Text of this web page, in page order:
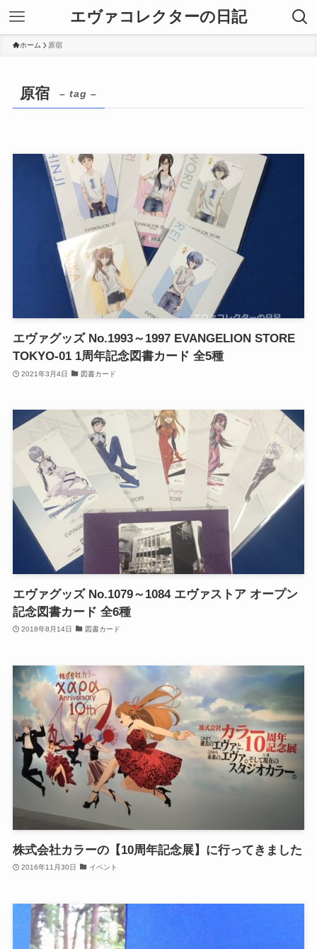
エヴァコレクターの日記
ホーム 原宿
原宿 – tag –
エヴァグッズ No.1993～1997 EVANGELION STORE
TOKYO-01 1周年記念図書カード 全5種
2021年3月4日 図書カード
エヴァグッズ No.1079～1084 エヴァストア オープン
記念図書カード 全6種
2018年8月14日 図書カード
株式会社カラーの【10周年記念展】に行ってきました
2016年11月30日 イベント